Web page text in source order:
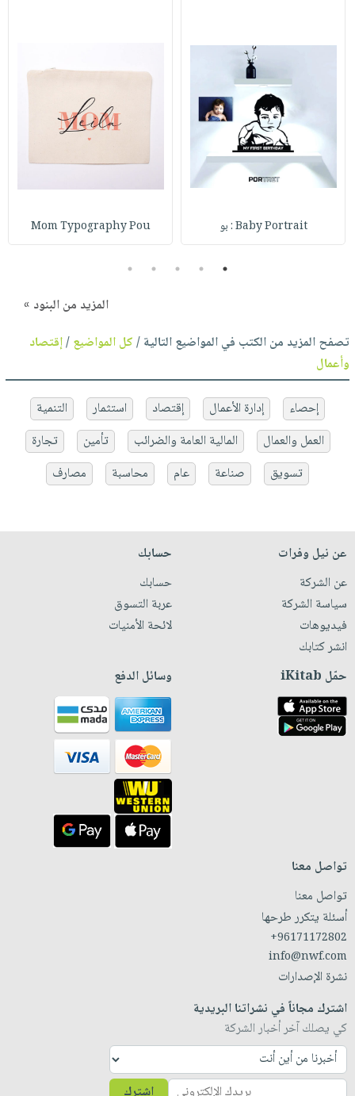
Baby Portrait : بو Mom Typography Pou
1
2
3
4
5
المزيد من البنود »
تصفح المزيد من الكتب في المواضيع التالية /كل المواضيع/إقتصاد
وأعمال
إحصاء إدارة الأعمال إقتصاد استثمار
التنمية
العمل والعمال
المالية العامة والضرائب تأمين
تجارة
تسويق
صناعة عام محاسبة مصارف
عن نيل وفرات
عن الشركة
سياسة الشركة
فيديوهات
انشر كتابك
حسابك
حسابك
عربة التسوق
لائحة الأمنيات
حمّل iKitab وسائل الدفع
تواصل معنا
تواصل معنا
أسئلة يتكرر طرحها
+96171172802
info@nwf.com
نشرة الإصدارات
اشترك مجاناً في نشراتنا البريدية
كي يصلك آخر أخبار الشركة